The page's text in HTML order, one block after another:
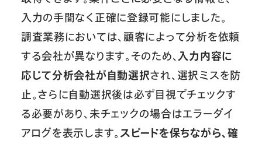
入力の手間なく正確に登録可能にしました。
調査業務においては、顧客によって分析を依頼
する会社が異なります。そのため、 入力内容に
応じて分析会社が自動選択され、選択ミスを防
止。さらに自動選択後は必ず目視でチェックす
る必要があり、未チェックの場合はエラーダイ
アログを表示します。スピードを保ちながら、確